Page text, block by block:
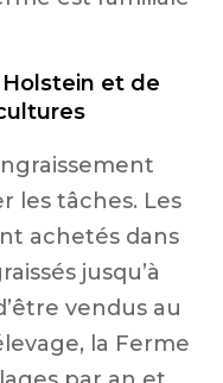
Holstein et de
les tâches. Les
achetés dans
jusqu’à
vendus au
la Ferme